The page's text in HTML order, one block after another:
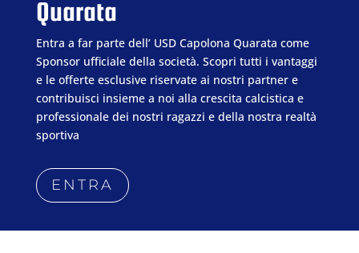
Quarata
Entra a far parte dell’ USD Capolona Quarata come
Sponsor ufficiale della società. Scopri tutti i vantaggi
e le offerte esclusive riservate ai nostri partner e
contribuisci insieme a noi alla crescita calcistica e
professionale dei nostri ragazzi e della nostra realtà
sportiva
ENTRA